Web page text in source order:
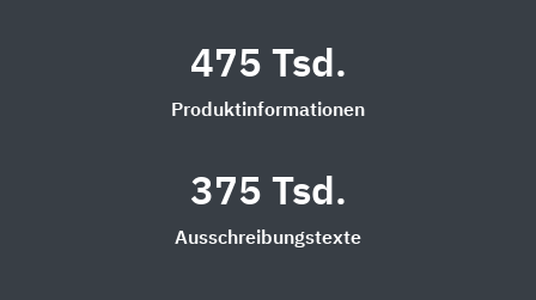
475 Tsd.
Produktinformationen
375 Tsd.
Ausschreibungstexte